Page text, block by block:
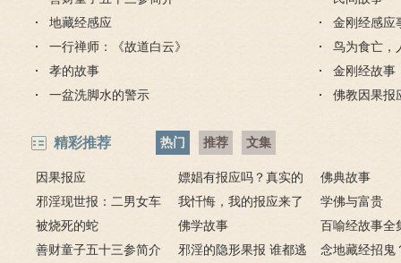
地藏经感应
金刚经感应
一行禅师：《故道白云》
鸟为食亡，
孝的故事
金刚经故事
一盆洗脚水的警示
佛教因果报
精彩推荐 热门 推荐 文集
因果报应
嫖娼有报应吗？真实的
嫖娼报应
佛典故事
邪淫现世报：二男女车
上纵欲酿车祸被烧死
我忏悔，我的报应来了
－淫人妻者，妻淫人
学佛与富贵
被烧死的蛇
佛学故事
百喻经故事全
善财童子五十三参简介
邪淫的隐形果报 谁都逃
念地藏经招鬼